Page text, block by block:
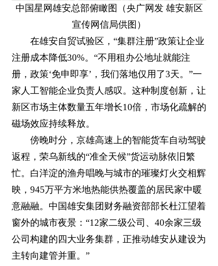
中国星网雄安总部俯瞰图（央广网发 雄安新区
宣传网信局供图）
在雄安自贸试验区，“集群注册”政策让企业
注册成本降低30%。“不用租办公地址就能注
册，政策‘免申即享’，我们落地仅用了3天。”一
家人工智能企业负责人感叹。这种制度创新，让
新区市场主体数量五年增长10倍，市场化疏解的
磁场效应持续释放。
傍晚时分，京雄高速上的智能货车自动驾驶
返程，荣乌新线的“准全天候”货运动脉依旧繁
忙。白洋淀的渔舟唱晚与城市的璀璨灯火交相辉
映，945万平方米地热能供热覆盖的居民家中暖
意融融。中国雄安集团财务融资部部长杜江望着
窗外的城市夜景：“12家二级公司、40余家三级
公司构建的四大业务集群，正推动雄安从建设为
主转向建管并重。”